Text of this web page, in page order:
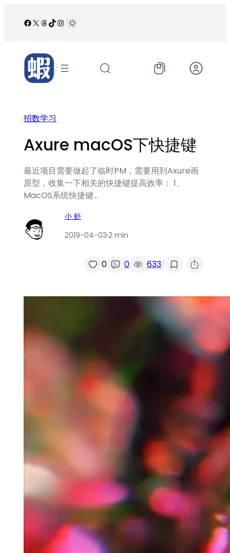
Facebook
X Threads
TikTok
Instagram
/
/
招数学习
Axure macOS下快捷键
最近项目需要做起了临时PM，需要用到Axure画
原型，收集一下相关的快捷键提高效率： 1、
MacOS系统快捷键…
小 虾
2019-04-03·2 min
0 0 633/